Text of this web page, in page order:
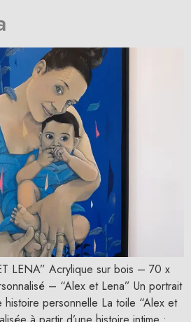
LENA” Acrylique sur bois – 70 x
– “Alex et Lena” Un portrait
histoire personnelle La toile “Alex et